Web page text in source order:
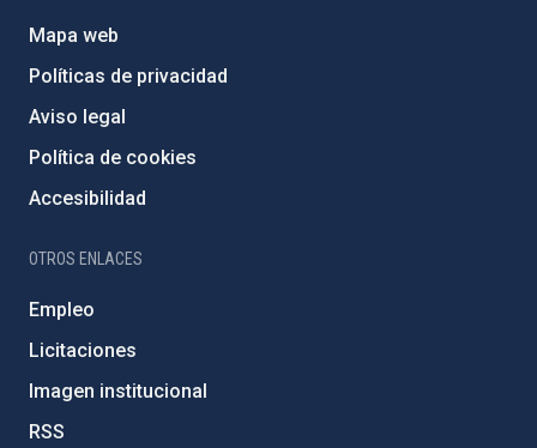
Mapa web
Políticas de privacidad
Aviso legal
Política de cookies
Accesibilidad
OTROS ENLACES
Empleo
Licitaciones
Imagen institucional
RSS